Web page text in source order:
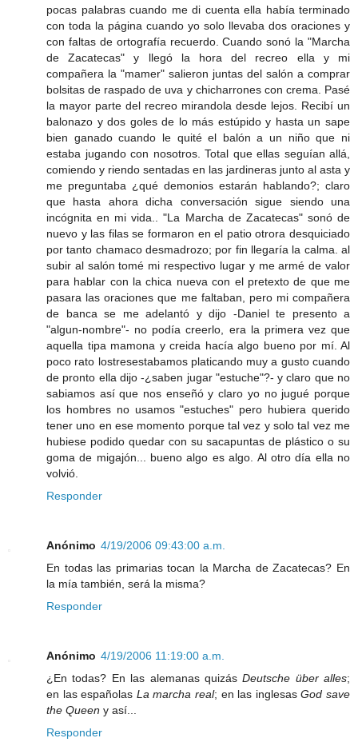
pocas palabras cuando me di cuenta ella había terminado
con toda la página cuando yo solo llevaba dos oraciones y
con faltas de ortografía recuerdo. Cuando sonó la "Marcha
de Zacatecas" y llegó la hora del recreo ella y mi
compañera la "mamer" salieron juntas del salón a comprar
bolsitas de raspado de uva y chicharrones con crema. Pasé
la mayor parte del recreo mirandola desde lejos. Recibí un
balonazo y dos goles de lo más estúpido y hasta un sape
bien ganado cuando le quité el balón a un niño que ni
estaba jugando con nosotros. Total que ellas seguían allá,
comiendo y riendo sentadas en las jardineras junto al asta y
me preguntaba ¿qué demonios estarán hablando?; claro
que hasta ahora dicha conversación sigue siendo una
incógnita en mi vida.. "La Marcha de Zacatecas" sonó de
nuevo y las filas se formaron en el patio otrora desquiciado
por tanto chamaco desmadrozo; por fin llegaría la calma. al
subir al salón tomé mi respectivo lugar y me armé de valor
para hablar con la chica nueva con el pretexto de que me
pasara las oraciones que me faltaban, pero mi compañera
de banca se me adelantó y dijo -Daniel te presento a
"algun-nombre"- no podía creerlo, era la primera vez que
aquella tipa mamona y creida hacía algo bueno por mí. Al
poco rato lostresestabamos platicando muy a gusto cuando
de pronto ella dijo -¿saben jugar "estuche"?- y claro que no
sabiamos así que nos enseñó y claro yo no jugué porque
los hombres no usamos "estuches" pero hubiera querido
tener uno en ese momento porque tal vez y solo tal vez me
hubiese podido quedar con su sacapuntas de plástico o su
goma de migajón... bueno algo es algo. Al otro día ella no
volvió.
Responder
Anónimo 4/19/2006 09:43:00 a.m.
En todas las primarias tocan la Marcha de Zacatecas? En
la mía también, será la misma?
Responder
Anónimo 4/19/2006 11:19:00 a.m.
¿En todas? En las alemanas quizásDeutsche über alles;
en las españolas La marcha real; en las inglesasGod save
the Queen y así...
Responder